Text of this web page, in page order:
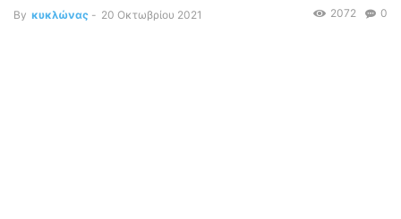
By κυκλώνας - 20 Οκτωβρίου 2021 0
2072